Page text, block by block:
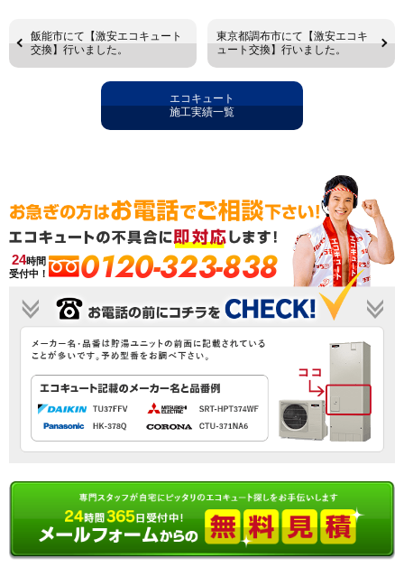
飯能市にて【激安エコキュート
交換】行いました。
東京都調布市にて【激安エコキ
ュート交換】行いました。
エコキュート
施工実績一覧
24時間
受付中！
0120-323-838